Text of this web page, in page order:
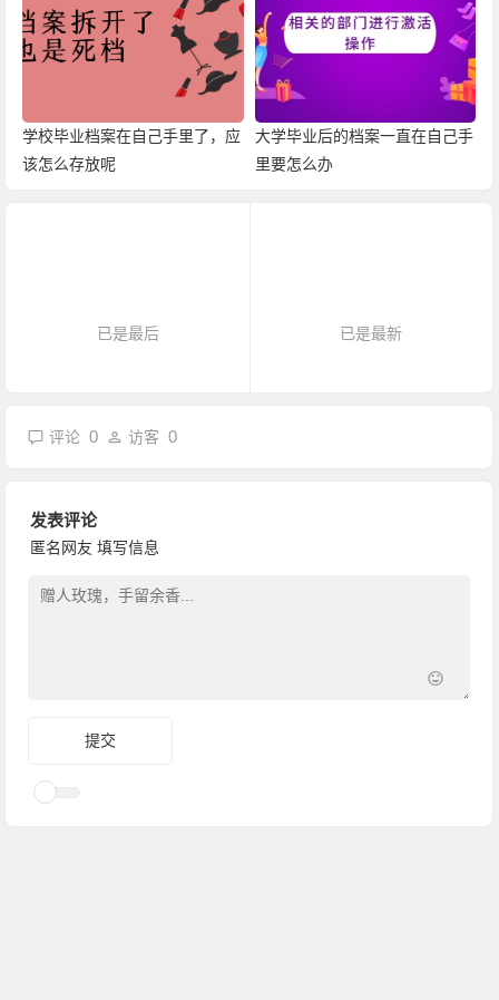
学校毕业档案在自己手里了，应
该怎么存放呢
大学毕业后的档案一直在自己手
里要怎么办
已是最后 已是最新
评论0 访客0
发表评论
匿名网友 填写信息